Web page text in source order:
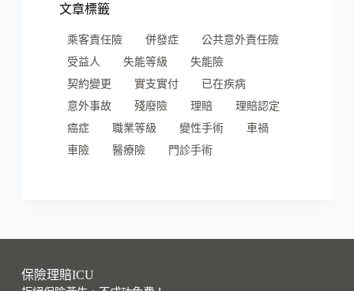
文章標籤
乘客責任險 併發症
公共意外責任險
受益人
失能等級
失能險
契約變更
實支實付
已在疾病
意外事故
殘廢險 理賠
理賠認定
癌症
職業等級 變性手術
車禍
車險
醫療險 門診手術
保險理賠ICU